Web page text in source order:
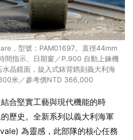
，型號：PAM01697。直徑44mm
間指示、日期窗／P.900 自動上鍊機
晶鏡面，旋入式錶背鐫刻義大利海
米／參考價NTD 366,000
合堅實工藝與現代機能的時
歷史。全新系列以義大利海軍
為靈感，此部隊的核心任務